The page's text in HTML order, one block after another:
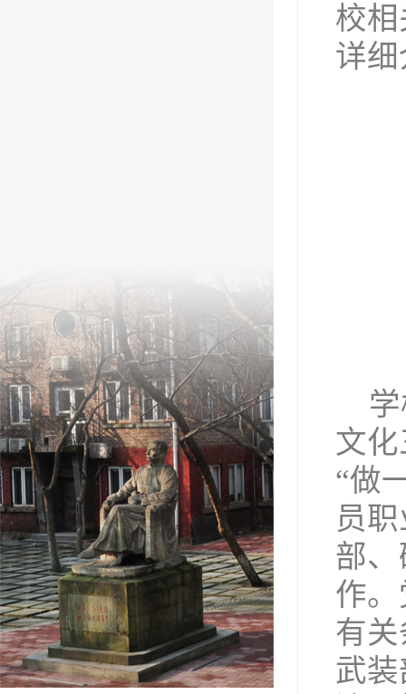
校
详
文
“做
员
部
作
有
武